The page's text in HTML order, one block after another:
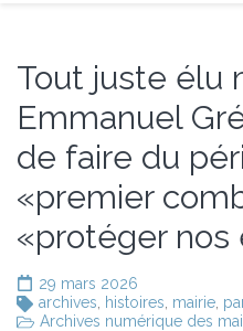
Tout juste élu
Emmanuel
de faire du
«premier
«protéger nos
29 mars 2026
archives
histoires mairie
Archives numérique des